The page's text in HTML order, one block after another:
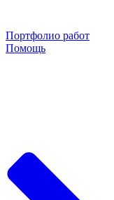
Портфолио работ
Помощь